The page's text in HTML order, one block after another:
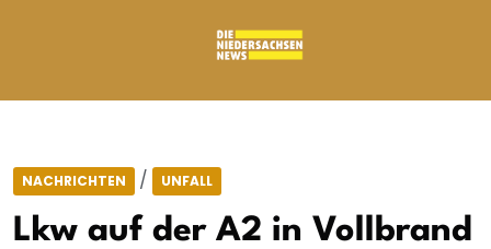
NACHRICHTEN / UNFALL
Lkw auf der A2 in Vollbrand